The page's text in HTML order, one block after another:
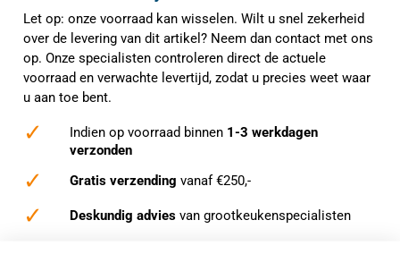
Let op: onze voorraad kan wisselen. Wilt u snel zekerheid
over de levering van dit artikel? Neem dan contact met ons
op. Onze specialisten controleren direct de actuele
voorraad en verwachte levertijd, zodat u precies weet waar
u aan toe bent.
✓ Indien op voorraad binnen 1-3 werkdagen
verzonden
✓ Gratis verzending vanaf €250,-
✓ Deskundig advies van grootkeukenspecialisten